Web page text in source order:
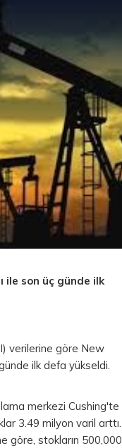
ile son üç günde ilk
verilerine göre New
ilk defa yükseldi.
merkezi Cushing'te
3.49 milyon varil arttı.
göre, stokların 500,000